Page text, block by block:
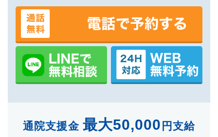
通院支援金 最大50,000 円支給